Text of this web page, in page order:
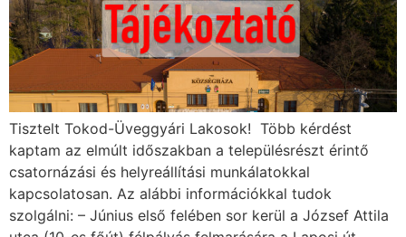
Tisztelt Tokod-Üveggyári Lakosok! Több kérdést
kaptam az elmúlt időszakban a településrészt érintő
csatornázási és helyreállítási munkálatokkal
kapcsolatosan. Az alábbi információkkal tudok
szolgálni: – Június első felében sor kerül a József Attila